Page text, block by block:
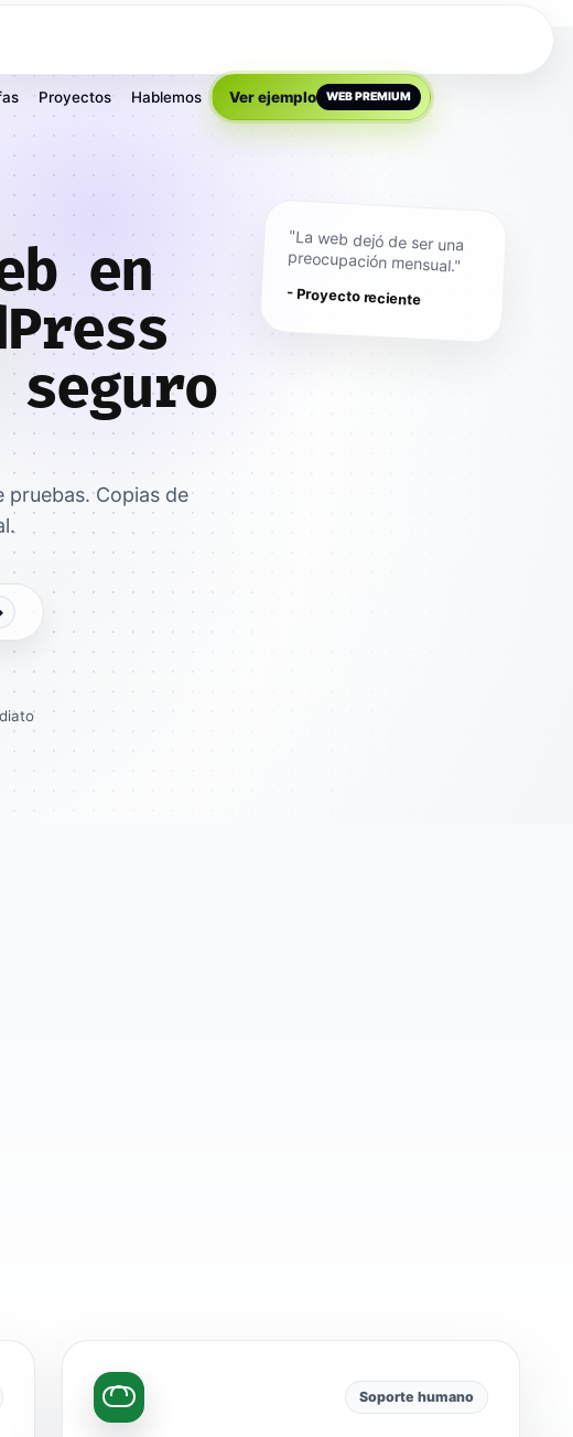
Proyectos Hablemos Ver ejemplo WEB PREMIUM
en
Copias de
"La web dejó de ser una
preocupación mensual."
- Proyecto reciente
Soporte humano